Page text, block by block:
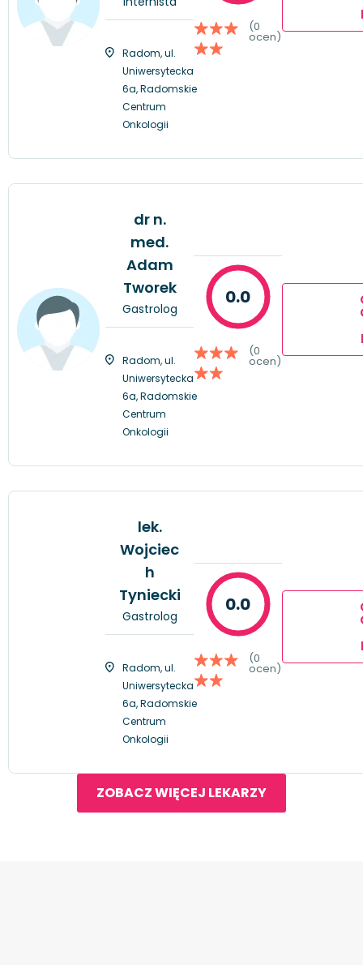
Radom, ul.
Uniwersytecka
6a, Radomskie
Centrum
Onkologii
(0
ocen)
dr n.
med.
Adam
Tworek
Gastrolog
Radom, ul.
Uniwersytecka
6a, Radomskie
Centrum
Onkologii
0.0
(0
ocen)
lek.
Wojciec
h
Tyniecki
Gastrolog
Radom, ul.
Uniwersytecka
6a, Radomskie
Centrum
Onkologii
0.0
(0
ocen)
ZOBACZ WIĘCEJ LEKARZY